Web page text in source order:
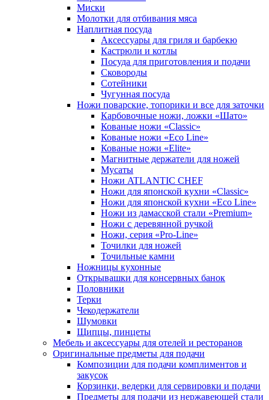
Миски
Молотки для отбивания мяса
Наплитная посуда
Аксессуары для гриля и барбекю
Кастрюли и котлы
Посуда для приготовления и подачи
Сковороды
Сотейники
Чугунная посуда
Ножи поварские, топорики и все для заточки
Карбовочные ножи, ложки «Шато»
Кованые ножи «Classic»
Кованые ножи «Eco Line»
Кованые ножи «Elite»
Магнитные держатели для ножей
Мусаты
Ножи ATLANTIC CHEF
Ножи для японской кухни «Classic»
Ножи для японской кухни «Eco Line»
Ножи из дамасской стали «Premium»
Ножи с деревянной ручкой
Ножи, серия «Pro-Line»
Точилки для ножей
Точильные камни
Ножницы кухонные
Открывашки для консервных банок
Половники
Терки
Чекодержатели
Шумовки
Щипцы, пинцеты
Мебель и аксессуары для отелей и ресторанов
Оригинальные предметы для подачи
Композиции для подачи комплиментов и
закусок
Корзинки, ведерки для сервировки и подачи
Предметы для подачи из нержавеющей стали